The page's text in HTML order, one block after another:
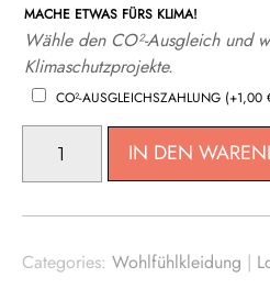
MACHE ETWAS FÜRS KLIMA!
Wähle den CO²-Ausgleich und
Klimaschutzprojekte.
CO²-AUSGLEICHSZAHLUNG (+1,00
IN DEN
Categories: Wohlfühlkleidung |